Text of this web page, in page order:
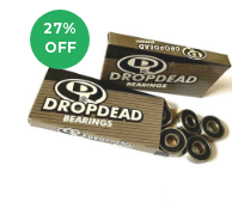
27%
OFF